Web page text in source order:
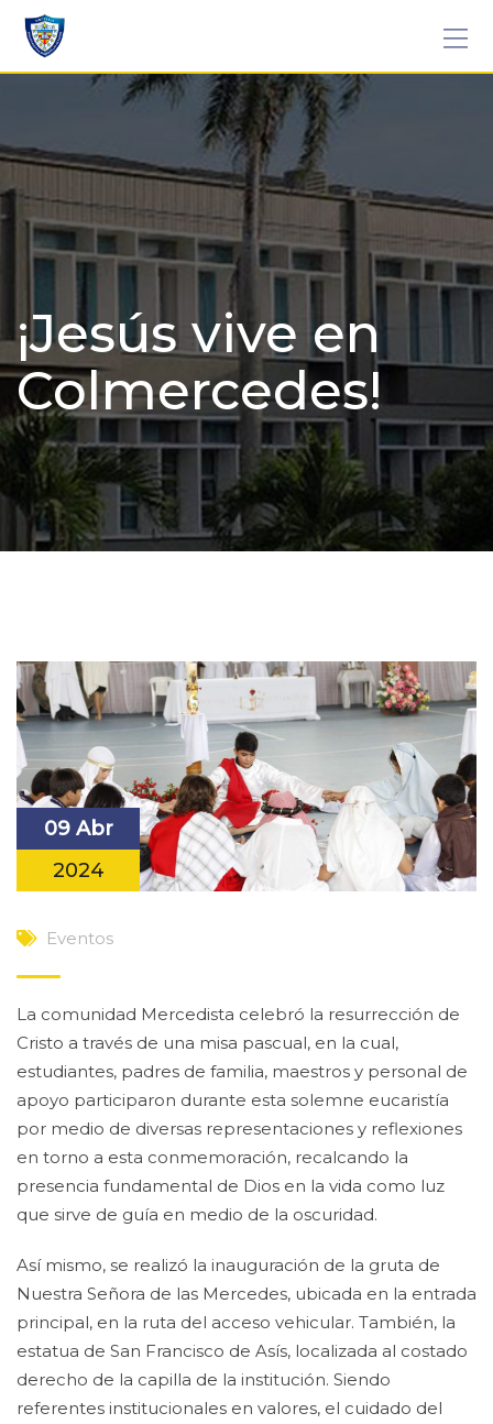
Skip
content
¡Jesús vive en
Colmercedes!
09 Abr
2024
Eventos
La comunidad Mercedista celebró la resurrección de
Cristo a través de una misa pascual, en la cual,
estudiantes, padres de familia, maestros y personal de
apoyo participaron durante esta solemne eucaristía
por medio de diversas representaciones y reflexiones
en torno a esta conmemoración, recalcando la
presencia fundamental de Dios en la vida como luz
que sirve de guía en medio de la oscuridad.
Así mismo, se realizó la inauguración de la gruta de
Nuestra Señora de las Mercedes, ubicada en la entrada
principal, en la ruta del acceso vehicular. También, la
estatua de San Francisco de Asís, localizada al costado
derecho de la capilla de la institución. Siendo
referentes institucionales en valores, el cuidado del